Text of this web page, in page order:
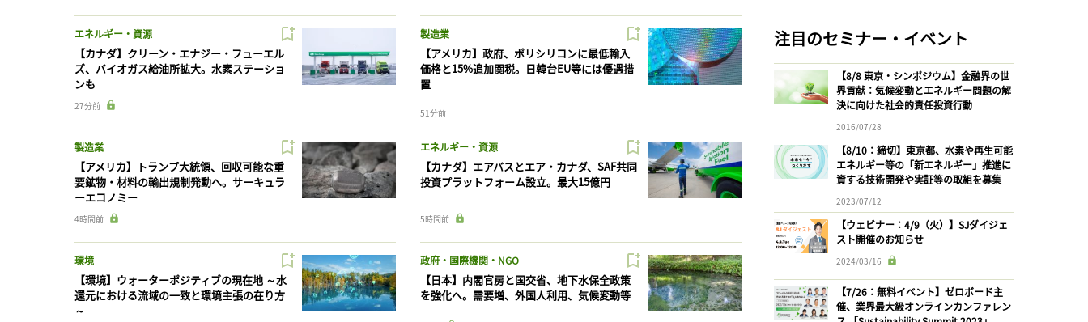
エネルギー・資源
【カナダ】クリーン・エナジー・フューエル
ズ、バイオガス給油所拡大。水素ステーショ
ンも
27分前
製造業
【アメリカ】政府、ポリシリコンに最低輸入
価格と15%追加関税。日韓台EU等には優遇措
置
51分前
製造業
【アメリカ】トランプ大統領、回収可能な重
要鉱物・材料の輸出規制発動へ。サーキュラ
ーエコノミー
4時間前
エネルギー・資源
【カナダ】エアバスとエア・カナダ、SAF共同
投資プラットフォーム設立。最大15億円
5時間前
環境
【環境】ウォーターポジティブの現在地 ～水
還元における流域の一致と環境主張の在り方
～
政府・国際機関・NGO
【日本】内閣官房と国交省、地下水保全政策
を強化へ。需要増、外国人利用、気候変動等
注目のセミナー・イベント
【8/8 東京・シンポジウム】金融界の世
界貢献：気候変動とエネルギー問題の解
決に向けた社会的責任投資行動
2016/07/28
【8/10：締切】東京都、水素や再生可能
エネルギー等の「新エネルギー」推進に
資する技術開発や実証等の取組を募集
2023/07/12
【ウェビナー：4/9（火）】SJダイジェ
スト開催のお知らせ
2024/03/16
【7/26：無料イベント】ゼロボード主
催、業界最大級オンラインカンファレン